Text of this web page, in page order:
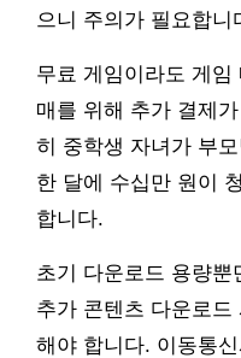
으니 주의가 필요합니
무료 게임이라도 게
매를 위해 추가 결제
히 중학생 자녀가 부
한 달에 수십만 원이
합니다.
초기 다운로드 용량
추가 콘텐츠 다운로드
해야 합니다. 이동통